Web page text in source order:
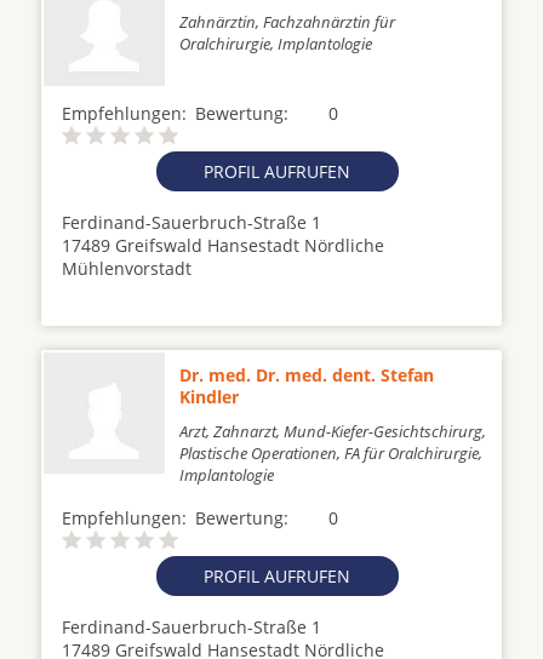
Zahnärztin, Fachzahnärztin für
Oralchirurgie, Implantologie
Empfehlungen: 0
Bewertung:
PROFIL AUFRUFEN
Ferdinand-Sauerbruch-Straße 1
17489 Greifswald Hansestadt Nördliche
Mühlenvorstadt
Dr. med. Dr. med. dent. Stefan
Kindler
Arzt, Zahnarzt, Mund-Kiefer-Gesichtschirurg,
Plastische Operationen, FA für Oralchirurgie,
Implantologie
Empfehlungen: 0
Bewertung:
PROFIL AUFRUFEN
Ferdinand-Sauerbruch-Straße 1
17489 Greifswald Hansestadt Nördliche